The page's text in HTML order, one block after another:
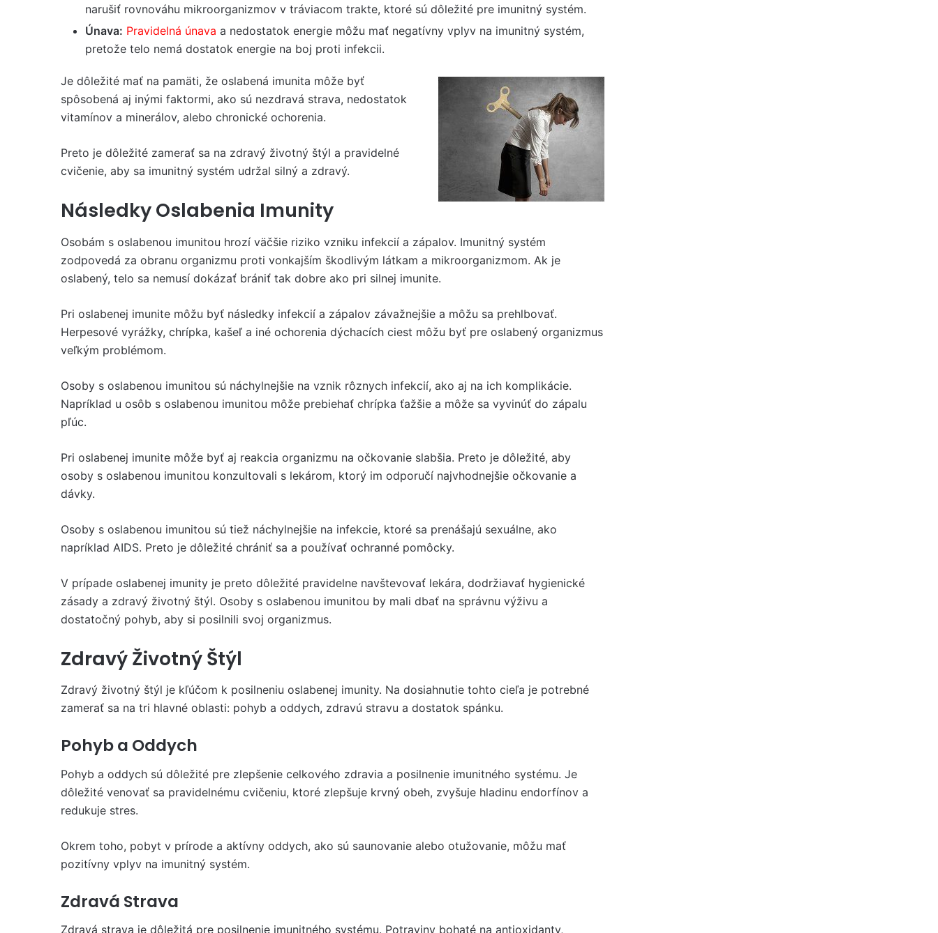
narušiť rovnováhu mikroorganizmov v tráviacom trakte, ktoré sú dôležité pre imunitný systém.
Únava: Pravidelná únava a nedostatok energie môžu mať negatívny vplyv na imunitný systém,
pretože telo nemá dostatok energie na boj proti infekcii.
Je dôležité mať na pamäti, že oslabená imunita môže byť
spôsobená aj inými faktormi, ako sú nezdravá strava, nedostatok
vitamínov a minerálov, alebo chronické ochorenia.
Preto je dôležité zamerať sa na zdravý životný štýl a pravidelné
cvičenie, aby sa imunitný systém udržal silný a zdravý.
Následky Oslabenia Imunity
Osobám s oslabenou imunitou hrozí väčšie riziko vzniku infekcií a zápalov. Imunitný systém
zodpovedá za obranu organizmu proti vonkajším škodlivým látkam a mikroorganizmom. Ak je
oslabený, telo sa nemusí dokázať brániť tak dobre ako pri silnej imunite.
Pri oslabenej imunite môžu byť následky infekcií a zápalov závažnejšie a môžu sa prehlbovať.
Herpesové vyrážky, chrípka, kašeľ a iné ochorenia dýchacích ciest môžu byť pre oslabený organizmus
veľkým problémom.
Osoby s oslabenou imunitou sú náchylnejšie na vznik rôznych infekcií, ako aj na ich komplikácie.
Napríklad u osôb s oslabenou imunitou môže prebiehať chrípka ťažšie a môže sa vyvinúť do zápalu
pľúc.
Pri oslabenej imunite môže byť aj reakcia organizmu na očkovanie slabšia. Preto je dôležité, aby
osoby s oslabenou imunitou konzultovali s lekárom, ktorý im odporučí najvhodnejšie očkovanie a
dávky.
Osoby s oslabenou imunitou sú tiež náchylnejšie na infekcie, ktoré sa prenášajú sexuálne, ako
napríklad AIDS. Preto je dôležité chrániť sa a používať ochranné pomôcky.
V prípade oslabenej imunity je preto dôležité pravidelne navštevovať lekára, dodržiavať hygienické
zásady a zdravý životný štýl. Osoby s oslabenou imunitou by mali dbať na správnu výživu a
dostatočný pohyb, aby si posilnili svoj organizmus.
Zdravý Životný Štýl
Zdravý životný štýl je kľúčom k posilneniu oslabenej imunity. Na dosiahnutie tohto cieľa je potrebné
zamerať sa na tri hlavné oblasti: pohyb a oddych, zdravú stravu a dostatok spánku.
Pohyb a Oddych
Pohyb a oddych sú dôležité pre zlepšenie celkového zdravia a posilnenie imunitného systému. Je
dôležité venovať sa pravidelnému cvičeniu, ktoré zlepšuje krvný obeh, zvyšuje hladinu endorfínov a
redukuje stres.
Okrem toho, pobyt v prírode a aktívny oddych, ako sú saunovanie alebo otužovanie, môžu mať
pozitívny vplyv na imunitný systém.
Zdravá Strava
Zdravá strava je dôležitá pre posilnenie imunitného systému. Potraviny bohaté na antioxidanty,